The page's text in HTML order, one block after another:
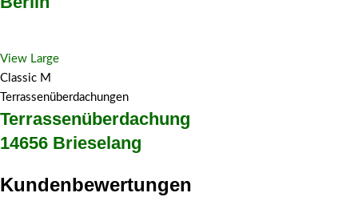
View Large
Classic M
Terrassenüberdachungen
Terrassenüberdachung
14656 Brieselang
Kundenbewertungen